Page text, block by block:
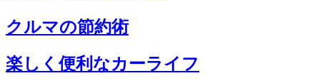
クルマの節約術
楽しく便利なカーライフ